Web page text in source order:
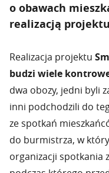
o obawach
realizacją
Realizacja projektu
budzi wiele
dwa obozy, jedni byli
inni podchodzili do
ze spotkań
do burmistrza, w
organizacji spotkania